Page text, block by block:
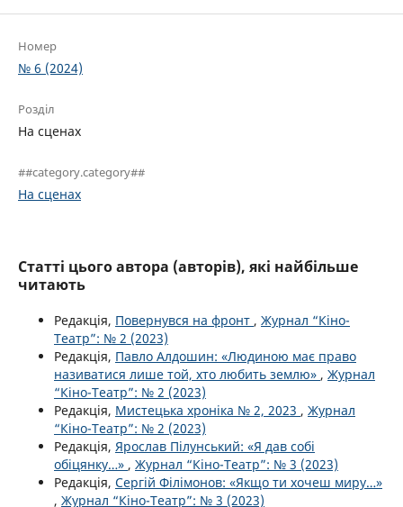
Номер
№ 6 (2024)
Розділ
На сценах
##category.category##
На сценах
Статті цього автора (авторів), які найбільше
читають
Редакція, Повернувся на фронт , Журнал “Кіно-
Театр”: № 2 (2023)
Редакція, Павло Алдошин: «Людиною має право
називатися лише той, хто любить землю» , Журнал
“Кіно-Театр”: № 2 (2023)
Редакція, Мистецька хроніка № 2, 2023 , Журнал
“Кіно-Театр”: № 2 (2023)
Редакція, Ярослав Пілунський: «Я дав собі
обіцянку…» , Журнал “Кіно-Театр”: № 3 (2023)
Редакція, Сергій Філімонов: «Якщо ти хочеш миру…»
, Журнал “Кіно-Театр”: № 3 (2023)